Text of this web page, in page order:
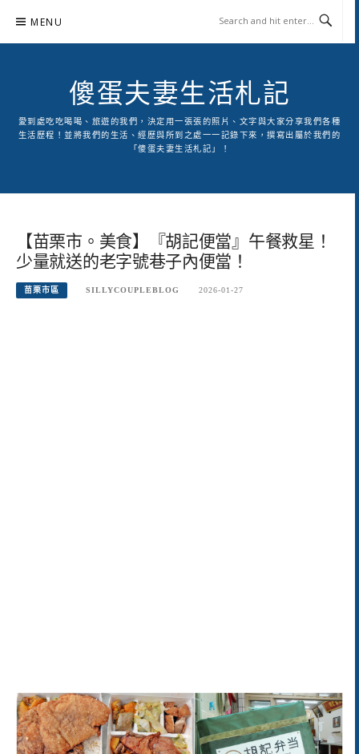
content
MENU
傻蛋夫妻生活札記
愛到處吃吃喝喝、旅遊的我們，決定用一張張的照片、文字與大家分享我們各種
生活歷程！並將我們的生活、經歷與所到之處一一記錄下來，撰寫出屬於我們的
「傻蛋夫妻生活札記」！
【苗栗市。美食】『胡記便當』午餐救星！
少量就送的老字號巷子內便當！
苗栗市區 SILLYCOUPLEBLOG 2026-01-27